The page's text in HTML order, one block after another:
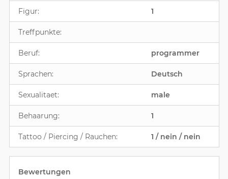
Figur: 1
Treffpunkte:
Beruf: programmer
Sprachen: Deutsch
Sexualitaet: male
Behaarung: 1
Tattoo / Piercing / Rauchen: 1 / nein / nein
Bewertungen